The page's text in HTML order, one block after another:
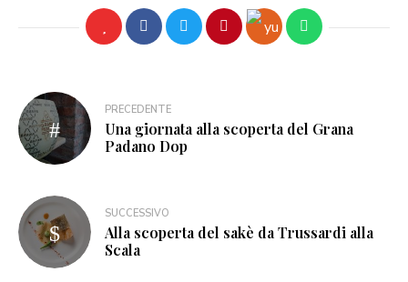
PRECEDENTE
Una giornata alla scoperta del Grana
Padano Dop
SUCCESSIVO
Alla scoperta del sakè da Trussardi alla
Scala